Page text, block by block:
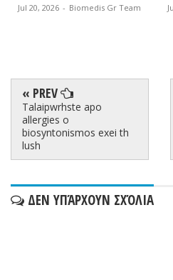
Jul 20, 2026 - Biomedis Gr Team
« PREV
Talaipwrhste apo
allergies o
biosyntonismos exei th
lush
ΔΕΝ ΥΠΆΡΧΟΥΝ ΣΧΌΛΙΑ